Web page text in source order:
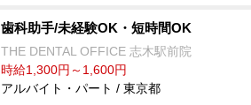
歯科助手/未経験OK・短時間OK
THE DENTAL OFFICE 志木駅前院
時給1,300円～1,600円
アルバイト・パート / 東京都